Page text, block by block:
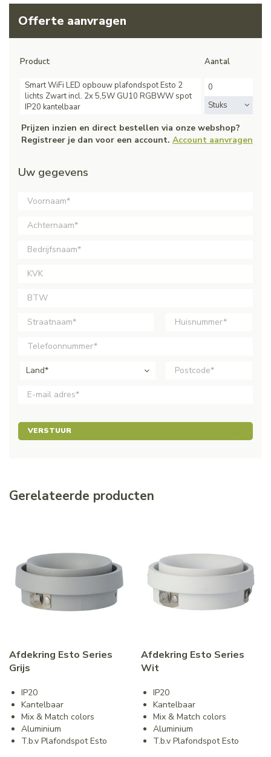
Offerte aanvragen
Product Aantal
Smart WiFi LED opbouw plafondspot Esto 2
lichts Zwart incl. 2x 5,5W GU10 RGBWW spot
IP20 kantelbaar
Stuks
Prijzen inzien en direct bestellen via onze webshop?
Registreer je dan voor een account. Account aanvragen
Uw gegevens
Land*
VERSTUUR
Gerelateerde producten
Afdekring Esto Series
Grijs
IP20
Kantelbaar
Mix & Match colors
Aluminium
T.b.v Plafondspot Esto
Afdekring Esto Series
Wit
IP20
Kantelbaar
Mix & Match colors
Aluminium
T.b.v Plafondspot Esto